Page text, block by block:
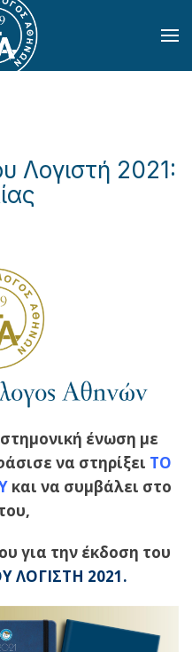
Λογιστή 2021:
ένωση με
να στηρίξει ΤΟ
και να συμβάλει στο
για την έκδοση του
ΛΟΓΙΣΤΗ 2021.